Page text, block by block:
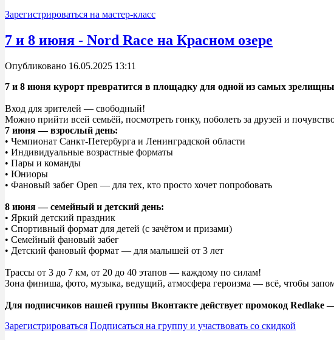
Зарегистрироваться на мастер-класс
7 и 8 июня - Nord Race на Красном озере
Опубликовано 16.05.2025 13:11
7 и 8 июня курорт превратится в площадку для одной из самых
Вход для зрителей — свободный!
Можно прийти всей семьёй, посмотреть гонку, поболеть за друзей и
7 июня — взрослый день:
• Чемпионат Санкт-Петербурга и Ленинградской области
• Индивидуальные возрастные форматы
• Пары и команды
• Юниоры
• Фановый забег Open — для тех, кто просто хочет попробовать
8 июня — семейный и детский день:
• Яркий детский праздник
• Спортивный формат для детей (с зачётом и призами)
• Семейный фановый забег
• Детский фановый формат — для малышей от 3 лет
Трассы от 3 до 7 км, от 20 до 40 этапов — каждому по силам!
Зона финиша, фото, музыка, ведущий, атмосфера героизма — всё, чтобы
Для подписчиков нашей группы Вконтакте действует промокод Redlake
Зарегистрироваться Подписаться на группу и участвовать со скидкой